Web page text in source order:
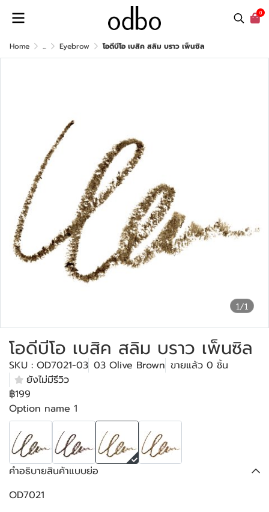
0
Home ... Eyebrow โอดีบีโอ เบสิค สลิม บราว เพ็นซิล
1/1
โอดีบีโอ เบสิค สลิม บราว เพ็นซิล
SKU : OD7021-03 03 Olive Brown ขายแล้ว 0 ชิ้น
ยังไม่มีรีวิว
฿199
Option name 1
คำอธิบายสินค้าแบบย่อ
OD7021